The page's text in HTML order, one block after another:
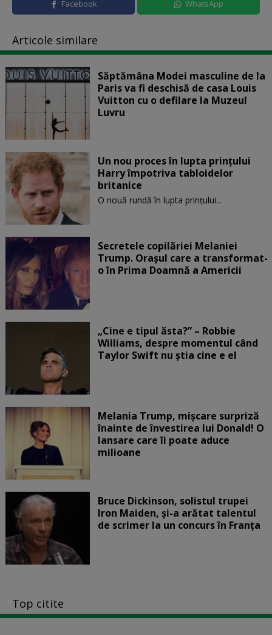
Facebook WhatsApp
Articole similare
Săptămâna Modei masculine de la
Paris va fi deschisă de casa Louis
Vuitton cu o defilare la Muzeul
Luvru
Un nou proces în lupta prinţului
Harry împotriva tabloidelor
britanice
O nouă rundă în lupta prinţului...
Secretele copilăriei Melaniei
Trump. Orașul care a transformat-
o în Prima Doamnă a Americii
„Cine e tipul ăsta?” – Robbie
Williams, despre momentul când
Taylor Swift nu știa cine e el
Melania Trump, mișcare surpriză
înainte de învestirea lui Donald! O
lansare care îi poate aduce
milioane
Bruce Dickinson, solistul trupei
Iron Maiden, şi-a arătat talentul
de scrimer la un concurs în Franţa
Top citite